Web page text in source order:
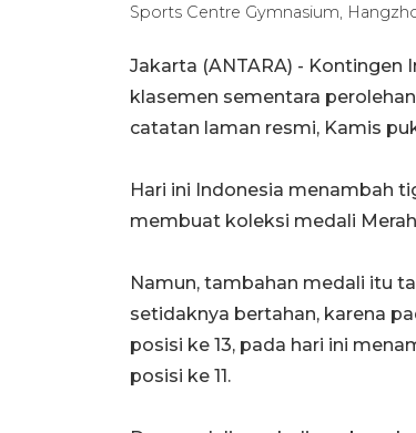
Sports Centre Gymnasium,
Jakarta (ANTARA) - Kontingen
klasemen sementara
catatan laman resmi, Kamis
Hari ini Indonesia menambah
membuat koleksi medali
Namun, tambahan medali itu
setidaknya bertahan, karena
posisi ke 13, pada hari ini
posisi ke 11.